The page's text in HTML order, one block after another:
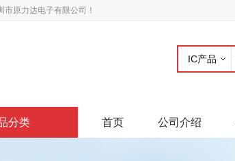
市原力达电子有限公司！
IC产品
分类 首页 公司介绍